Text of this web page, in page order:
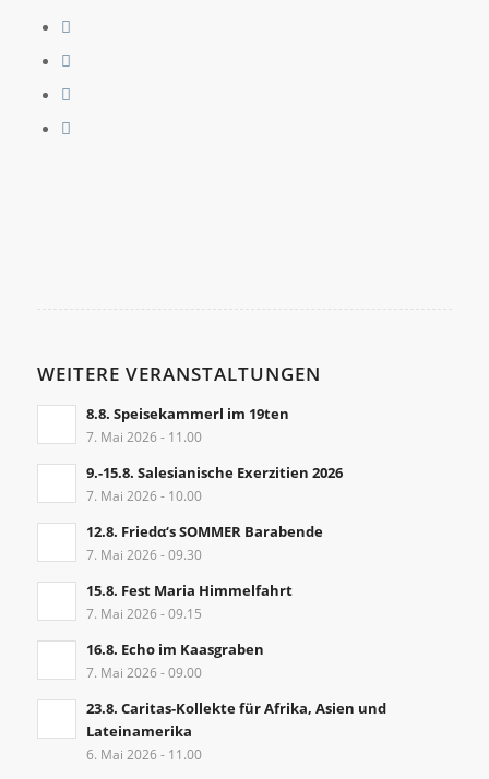
WEITERE VERANSTALTUNGEN
8.8. Speisekammerl im 19ten
7. Mai 2026 - 11.00
9.-15.8. Salesianische Exerzitien 2026
7. Mai 2026 - 10.00
12.8. Friedα‘s SOMMER Barabende
7. Mai 2026 - 09.30
15.8. Fest Maria Himmelfahrt
7. Mai 2026 - 09.15
16.8. Echo im Kaasgraben
7. Mai 2026 - 09.00
23.8. Caritas-Kollekte für Afrika, Asien und
Lateinamerika
6. Mai 2026 - 11.00